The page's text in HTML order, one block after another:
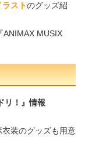
ストのグッズ紹
ANIMAX MUSIX
リ！』情報
装のグッズも用意